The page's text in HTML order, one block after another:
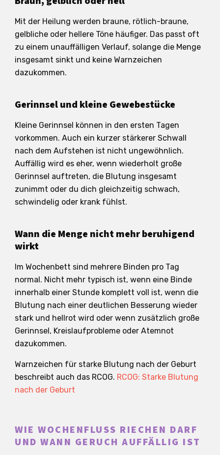
Mit der Heilung werden braune, rötlich-braune,
gelbliche oder hellere Töne häufiger. Das passt oft
zu einem unauffälligen Verlauf, solange die Menge
insgesamt sinkt und keine Warnzeichen
dazukommen.
Gerinnsel und kleine Gewebestücke
Kleine Gerinnsel können in den ersten Tagen
vorkommen. Auch ein kurzer stärkerer Schwall
nach dem Aufstehen ist nicht ungewöhnlich.
Auffällig wird es eher, wenn wiederholt große
Gerinnsel auftreten, die Blutung insgesamt
zunimmt oder du dich gleichzeitig schwach,
schwindelig oder krank fühlst.
Wann die Menge nicht mehr beruhigend
wirkt
Im Wochenbett sind mehrere Binden pro Tag
normal. Nicht mehr typisch ist, wenn eine Binde
innerhalb einer Stunde komplett voll ist, wenn die
Blutung nach einer deutlichen Besserung wieder
stark und hellrot wird oder wenn zusätzlich große
Gerinnsel, Kreislaufprobleme oder Atemnot
dazukommen.
Warnzeichen für starke Blutung nach der Geburt
beschreibt auch das RCOG. RCOG: Starke Blutung
nach der Geburt
WIE WOCHENFLUSS RIECHEN DARF
UND WANN GERUCH AUFFÄLLIG IST